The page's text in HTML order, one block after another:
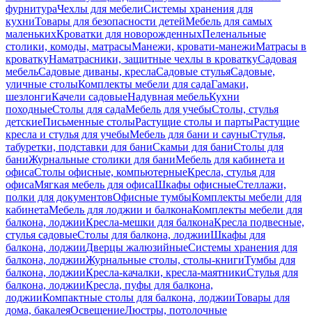
фурнитураЧехлы для мебелиСистемы хранения для
кухниТовары для безопасности детейМебель для самых
маленькихКроватки для новорожденныхПеленальные
столики, комоды, матрасыМанежи, кровати-манежиМатрасы в
кроваткуНаматрасники, защитные чехлы в кроваткуСадовая
мебельСадовые диваны, креслаСадовые стульяСадовые,
уличные столыКомплекты мебели для садаГамаки,
шезлонгиКачели садовыеНадувная мебельКухни
походныеСтолы для садаМебель для учебыСтолы, стулья
детскиеПисьменные столыРастущие столы и партыРастущие
кресла и стулья для учебыМебель для бани и сауныСтулья,
табуретки, подставки для баниСкамьи для баниСтолы для
баниЖурнальные столики для баниМебель для кабинета и
офисаСтолы офисные, компьютерныеКресла, стулья для
офисаМягкая мебель для офисаШкафы офисныеСтеллажи,
полки для документовОфисные тумбыКомплекты мебели для
кабинетаМебель для лоджии и балконаКомплекты мебели для
балкона, лоджииКресла-мешки для балконаКресла подвесные,
стулья садовыеСтолы для балкона, лоджииШкафы для
балкона, лоджииДверцы жалюзийныеСистемы хранения для
балкона, лоджииЖурнальные столы, столы-книгиТумбы для
балкона, лоджииКресла-качалки, кресла-маятникиСтулья для
балкона, лоджииКресла, пуфы для балкона,
лоджииКомпактные столы для балкона, лоджииТовары для
дома, бакалеяОсвещениеЛюстры, потолочные